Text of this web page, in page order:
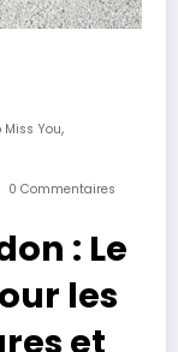
Miss You,
0 Commentaires
: Le
les